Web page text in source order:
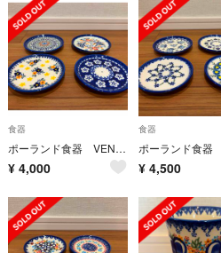
食器
ポーランド食器 VENA社 小皿4枚セット
¥ 4,000
食器
¥ 4,500